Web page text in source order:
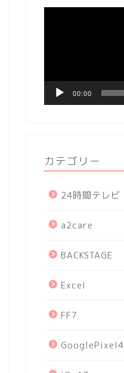
ヤ
00:00
カテゴリー
24時間テレビ
a2care
BACKSTAGE
Excel
FF7
GooglePixel4